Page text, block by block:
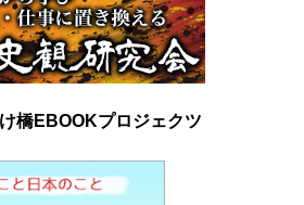
橋EBOOKプロジェクツ